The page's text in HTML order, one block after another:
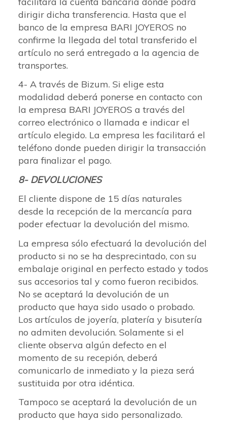
dirigir dicha transferencia. Hasta que el
banco de la empresa BARI JOYEROS no
confirme la llegada del total transferido el
artículo no será entregado a la agencia de
transportes.
4- A través de Bizum. Si elige esta
modalidad deberá ponerse en contacto con
la empresa BARI JOYEROS a través del
correo electrónico o llamada e indicar el
artículo elegido. La empresa les facilitará el
teléfono donde pueden dirigir la transacción
para finalizar el pago.
8- DEVOLUCIONES
El cliente dispone de 15 días naturales
desde la recepción de la mercancía para
poder efectuar la devolución del mismo.
La empresa sólo efectuará la devolución del
producto si no se ha desprecintado, con su
embalaje original en perfecto estado y todos
sus accesorios tal y como fueron recibidos.
No se aceptará la devolución de un
producto que haya sido usado o probado.
Los artículos de joyería, platería y bisutería
no admiten devolución. Solamente si el
cliente observa algún defecto en el
momento de su recepión, deberá
comunicarlo de inmediato y la pieza será
sustituida por otra idéntica.
Tampoco se aceptará la devolución de un
producto que haya sido personalizado.